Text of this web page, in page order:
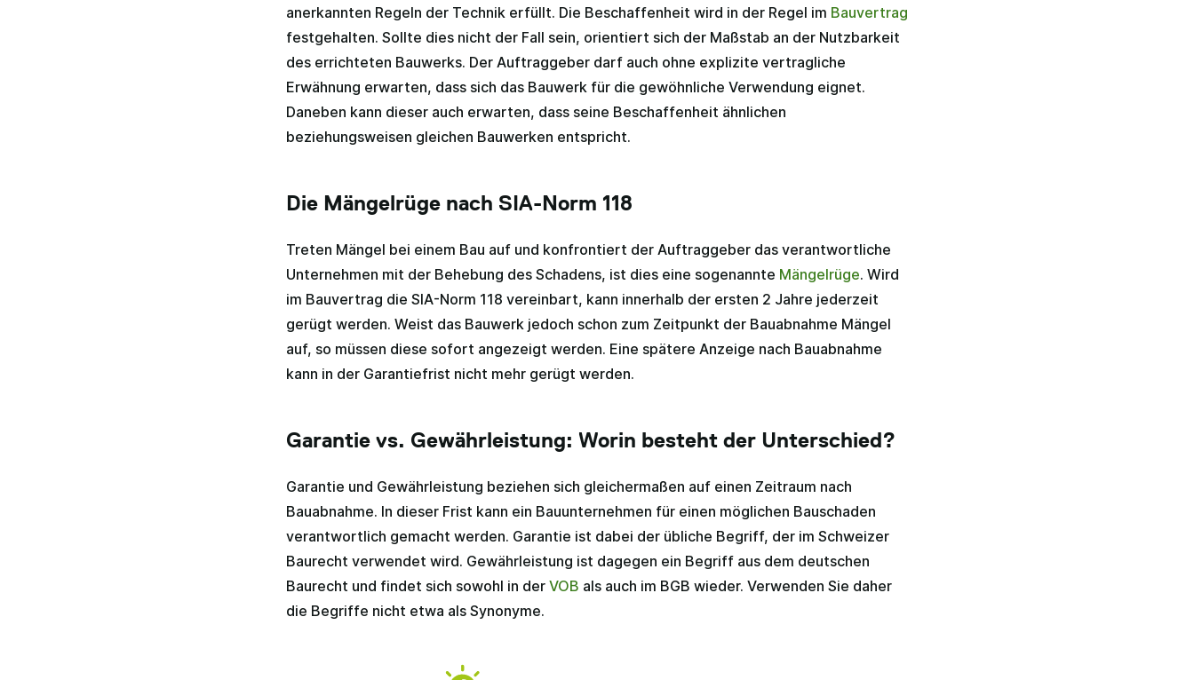
anerkannten Regeln der Technik erfüllt. Die Beschaffenheit wird in der Regel im Bauvertrag
festgehalten. Sollte dies nicht der Fall sein, orientiert sich der Maßstab an der Nutzbarkeit
des errichteten Bauwerks. Der Auftraggeber darf auch ohne explizite vertragliche
Erwähnung erwarten, dass sich das Bauwerk für die gewöhnliche Verwendung eignet.
Daneben kann dieser auch erwarten, dass seine Beschaffenheit ähnlichen
beziehungsweisen gleichen Bauwerken entspricht.
Die Mängelrüge nach SIA-Norm 118
Treten Mängel bei einem Bau auf und konfrontiert der Auftraggeber das verantwortliche
Unternehmen mit der Behebung des Schadens, ist dies eine sogenannte Mängelrüge. Wird
im Bauvertrag die SIA-Norm 118 vereinbart, kann innerhalb der ersten 2 Jahre jederzeit
gerügt werden. Weist das Bauwerk jedoch schon zum Zeitpunkt der Bauabnahme Mängel
auf, so müssen diese sofort angezeigt werden. Eine spätere Anzeige nach Bauabnahme
kann in der Garantiefrist nicht mehr gerügt werden.
Garantie vs. Gewährleistung: Worin besteht der Unterschied?
Garantie und Gewährleistung beziehen sich gleichermaßen auf einen Zeitraum nach
Bauabnahme. In dieser Frist kann ein Bauunternehmen für einen möglichen Bauschaden
verantwortlich gemacht werden. Garantie ist dabei der übliche Begriff, der im Schweizer
Baurecht verwendet wird. Gewährleistung ist dagegen ein Begriff aus dem deutschen
Baurecht und findet sich sowohl in der VOB als auch im BGB wieder. Verwenden Sie daher
die Begriffe nicht etwa als Synonyme.